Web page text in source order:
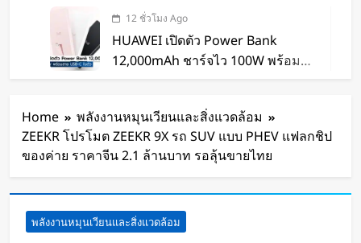
12 ชั่วโมง Ago
HUAWEI เปิดตัว Power Bank
12,000mAh ชาร์จไว 100W พร้อม
หุ่นยนต์ Humanoid จีนก้าวกระโดด
จากโชว์เทคโนโลยีสู่การทำงานจริง
14 ชั่วโมง Ago
สตาร์ทอัพรัฐออริกอนพัฒนา AI Data
Center ลอยน้ำ ใช้พลังงานจากคลื่น
ทะเลผลิตไฟฟ้า และใช้น้ำทะเลช่วย
ระบายความร้อน
14 ชั่วโมง Ago
จีนเปิดตัว “xianglong” เครื่องขุดอุ
Home
พลังงานหมุนเวียนและสิ่งแวดล้อม
ZEEKR โปรโมต ZEEKR 9X รถ SUV แบบ PHEV แฟลกชิป
ของค่าย ราคาจีน 2.1 ล้านบาท รอลุ้นขายไทย
พลังงานหมุนเวียนและสิ่งแวดล้อม